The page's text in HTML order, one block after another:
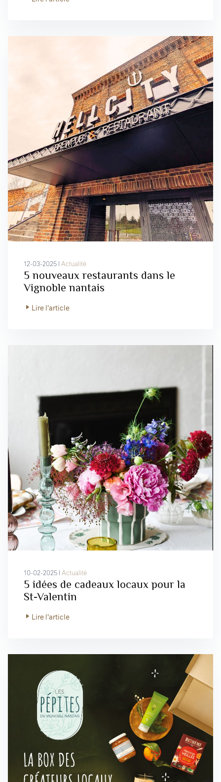
12-03-2025 I Actualité
5 nouveaux restaurants dans le
Vignoble nantais
Lire l'article
10-02-2025 I Actualité
5 idées de cadeaux locaux pour la
St-Valentin
Lire l'article